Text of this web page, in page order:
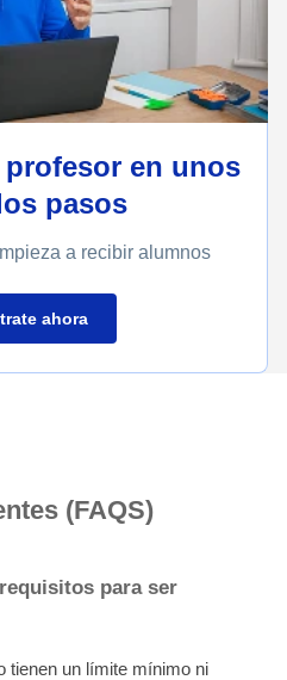
en unos
pasos
a recibir alumnos
ahora
(FAQS)
para ser
tienen un límite mínimo ni